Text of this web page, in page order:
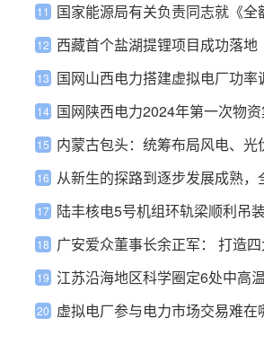
国家能源局有关负责同志就《全
性收购可再生能源电量监管办法
者问
西藏首个盐湖提锂项目成功落地
国网山西电力搭建虚拟电厂功率
力测试平台
国网陕西电力2024年第一次物
模招标采购项目推荐的中标候选
内蒙古包头：统筹布局风电、光
能、储能装备和新能源重卡配套
从新生的探路到逐步发展成熟，
市场将有哪些新变化值得期待呢
陆丰核电5号机组环轨梁顺利吊
广安爱众董事长余正军： 打造
加快综合能源服务战略转型
江苏沿海地区科学圈定6处中高
能资源远景区
虚拟电厂参与电力市场交易难在